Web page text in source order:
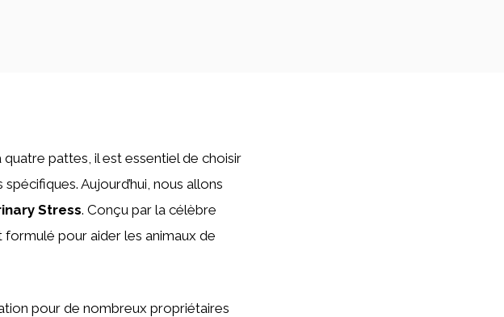
quatre pattes, il est essentiel de choisir
Aujourd’hui, nous allons
Stress. Conçu par la célèbre
pour aider les animaux de
pour de nombreux propriétaires